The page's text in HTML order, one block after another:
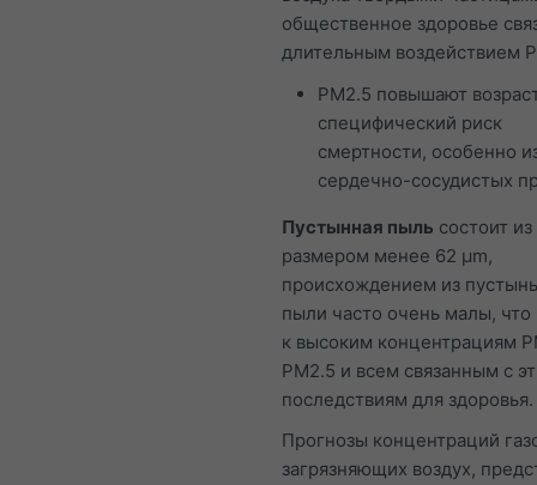
общественное здоровье
длительным воздействием
PM2.5 повышают
специфический риск
смертности, особенно
сердечно-сосудистых
Пустынная пыль состоит
размером менее 62 μm,
происхождением из
пыли часто очень малы, что
к высоким концентрациям
PM2.5 и всем связанным с
последствиям для здоровья.
Прогнозы концентраций
загрязняющих воздух,